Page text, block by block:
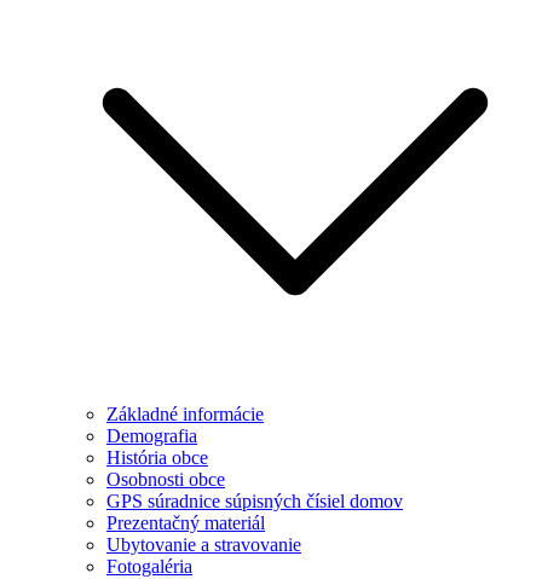
Základné informácie
Demografia
História obce
Osobnosti obce
GPS súradnice súpisných čísiel domov
Prezentačný materiál
Ubytovanie a stravovanie
Fotogaléria